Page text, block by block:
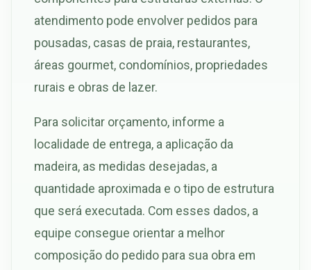
atendimento pode envolver pedidos para
pousadas, casas de praia, restaurantes,
áreas gourmet, condomínios, propriedades
rurais e obras de lazer.
Para solicitar orçamento, informe a
localidade de entrega, a aplicação da
madeira, as medidas desejadas, a
quantidade aproximada e o tipo de estrutura
que será executada. Com esses dados, a
equipe consegue orientar a melhor
composição do pedido para sua obra em